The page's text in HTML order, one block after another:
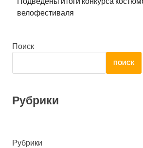
велофестиваля
Поиск
ПОИСК
Рубрики
Рубрики